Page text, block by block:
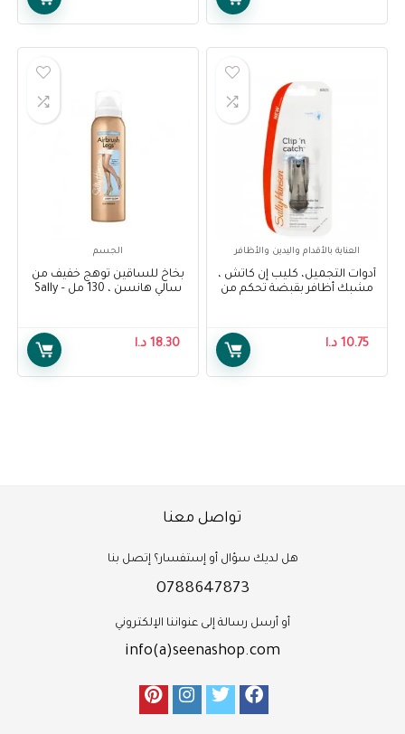
العناية بالأقدام واليدين والأظافر
أدوات التجميل، كليب إن كاتش ،
مشبك أظافر بقبضة تحكم من
Control Grip Nail Clip
W/Catcher
10.75 د.ا
الجسم
بخاخ للساقين توهج خفيف من
سالي هانسن ، 130 مل – Sally
18.30 د.ا
تواصل معنا
هل لديك سؤال أو إستفسار؟ إتصل بنا
0788647873
أو أرسل رسالة إلى عنواننا الإلكتروني
info(a)seenashop.com